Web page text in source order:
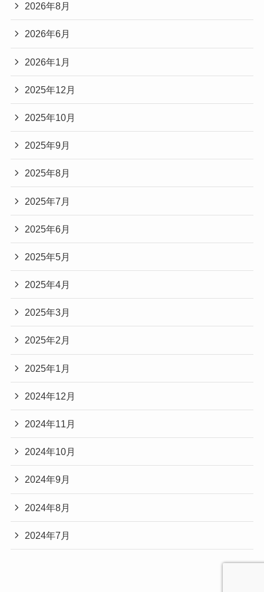
2026年8月
2026年6月
2026年1月
2025年12月
2025年10月
2025年9月
2025年8月
2025年7月
2025年6月
2025年5月
2025年4月
2025年3月
2025年2月
2025年1月
2024年12月
2024年11月
2024年10月
2024年9月
2024年8月
2024年7月